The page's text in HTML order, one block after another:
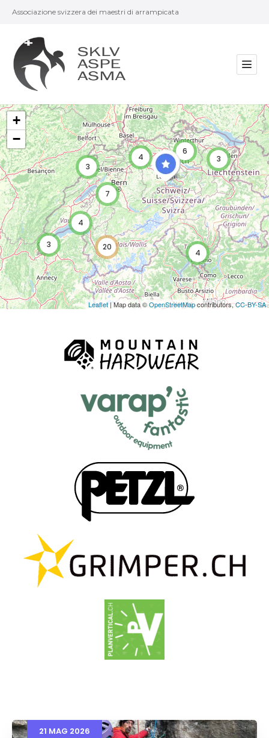
Associazione svizzera dei maestri di arrampicata
3
4
3
3
6
4
7
4
20
+
−
Leaflet| Map data ©OpenStreetMapcontributors,CC-BY-SA
21 MAG 2026